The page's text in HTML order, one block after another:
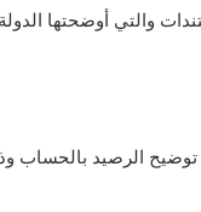
والتي أوضحتها
الرصيد بالحساب